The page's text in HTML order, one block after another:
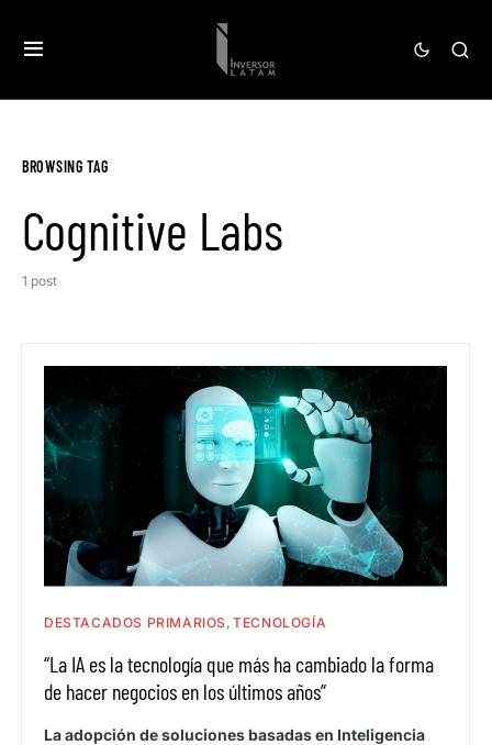
BROWSING TAG
Cognitive Labs
1 post
DESTACADOS PRIMARIOS TECNOLOGÍA
“La IA es la tecnología que más ha cambiado la forma
de hacer negocios en los últimos años”
La adopción de soluciones basadas en Inteligencia